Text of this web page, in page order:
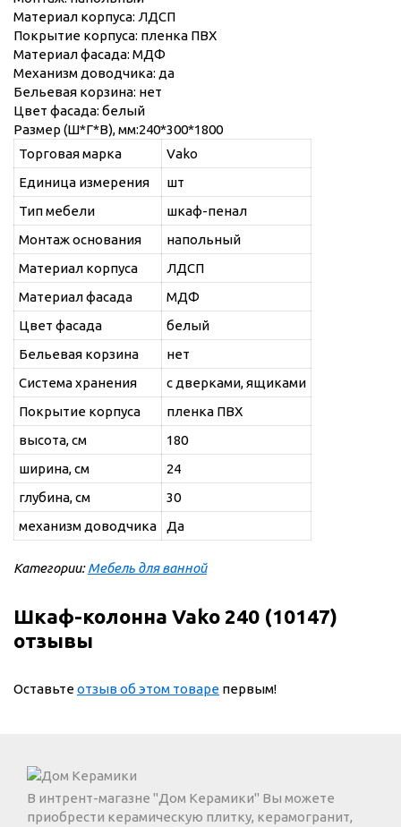
Материал корпуса: ЛДСП
Покрытие корпуса: пленка ПВХ
Материал фасада: МДФ
Механизм доводчика: да
Бельевая корзина: нет
Цвет фасада: белый
Размер (Ш*Г*В), мм:240*300*1800
Торговая марка
Vako
Единица измерения
шт
Тип мебели
шкаф-пенал
Монтаж основания
напольный
Материал корпуса
ЛДСП
Материал фасада
МДФ
Цвет фасада
белый
Бельевая корзина
нет
Система хранения
с дверками, ящиками
Покрытие корпуса
пленка ПВХ
высота, см
180
ширина, см
24
глубина, см
30
механизм доводчика
Да
Категории:Мебель для ванной
Шкаф-колонна Vako 240 (10147)
отзывы
Оставьтеотзыв об этом товаре первым!
В интрент-магазне "Дом Керамики" Вы можете
приобрести керамическую плитку, керамогранит,